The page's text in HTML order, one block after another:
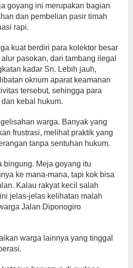
goyang ini merupakan bagian
dan pembelian pasir timah
rapi.
kuat berdiri para kolektor besar
pasokan, dari tambang ilegal
kadar Sn. Lebih jauh,
oknum aparat keamanan
tersebut, sehingga para
kebal hukum.
warga. Banyak yang
frustrasi, melihat praktik yang
tanpa sentuhan hukum.
bingung. Meja goyang itu
ke mana-mana, tapi kok bisa
Kalau rakyat kecil salah
jelas-jelas kelihatan malah
Jalan Diponogiro
warga lainnya yang tinggal